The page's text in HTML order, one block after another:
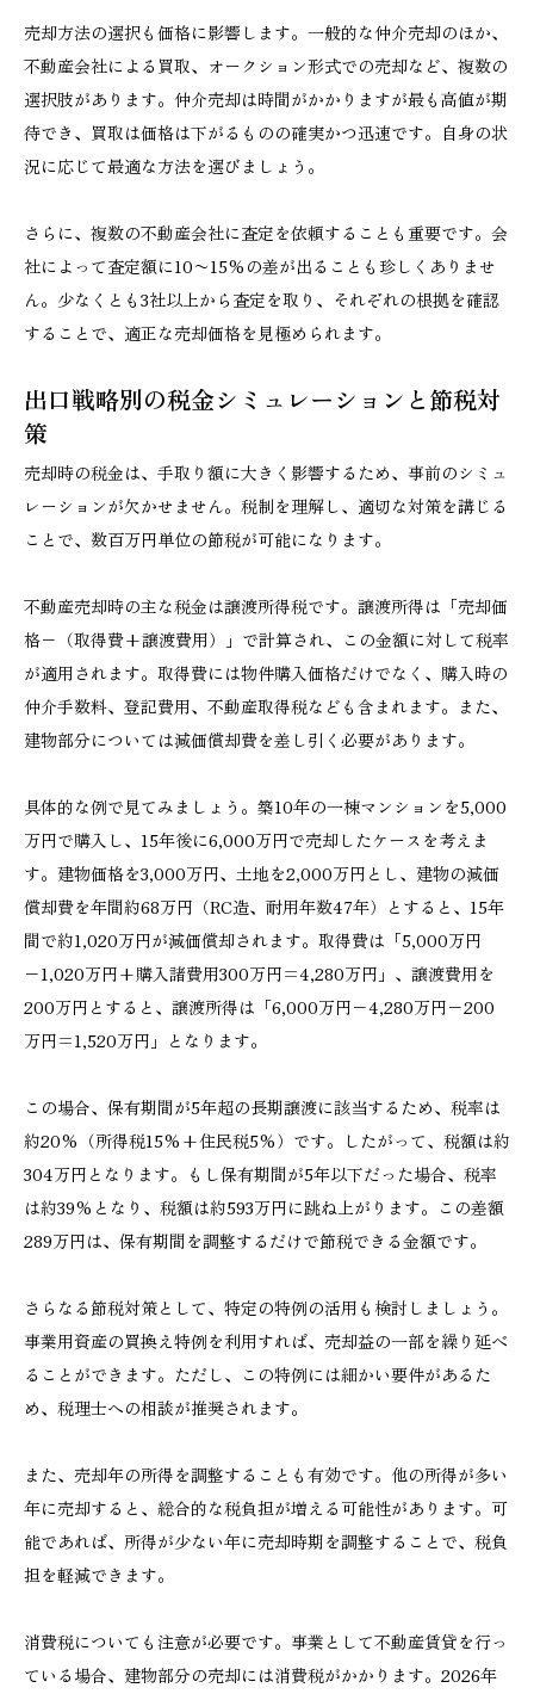
売却方法の選択も価格に影響します。一般的な仲介売却のほか、
不動産会社による買取、オークション形式での売却など、複数の
選択肢があります。仲介売却は時間がかかりますが最も高値が期
待でき、買取は価格は下がるものの確実かつ迅速です。自身の状
況に応じて最適な方法を選びましょう。
さらに、複数の不動産会社に査定を依頼することも重要です。会
社によって査定額に10〜15%の差が出ることも珍しくありませ
ん。少なくとも3社以上から査定を取り、それぞれの根拠を確認
することで、適正な売却価格を見極められます。
出口戦略別の税金シミュレーションと節税対
策
売却時の税金は、手取り額に大きく影響するため、事前のシミュ
レーションが欠かせません。税制を理解し、適切な対策を講じる
ことで、数百万円単位の節税が可能になります。
不動産売却時の主な税金は譲渡所得税です。譲渡所得は「売却価
格−（取得費+譲渡費用）」で計算され、この金額に対して税率
が適用されます。取得費には物件購入価格だけでなく、購入時の
仲介手数料、登記費用、不動産取得税なども含まれます。また、
建物部分については減価償却費を差し引く必要があります。
具体的な例で見てみましょう。築10年の一棟マンションを5,000
万円で購入し、15年後に6,000万円で売却したケースを考えま
す。建物価格を3,000万円、土地を2,000万円とし、建物の減価
償却費を年間約68万円（RC造、耐用年数47年）とすると、15年
間で約1,020万円が減価償却されます。取得費は「5,000万円
−1,020万円+購入諸費用300万円=4,280万円」、譲渡費用を
200万円とすると、譲渡所得は「6,000万円−4,280万円−200
万円=1,520万円」となります。
この場合、保有期間が5年超の長期譲渡に該当するため、税率は
約20%（所得税15%+住民税5%）です。したがって、税額は約
304万円となります。もし保有期間が5年以下だった場合、税率
は約39%となり、税額は約593万円に跳ね上がります。この差額
289万円は、保有期間を調整するだけで節税できる金額です。
さらなる節税対策として、特定の特例の活用も検討しましょう。
事業用資産の買換え特例を利用すれば、売却益の一部を繰り延べ
ることができます。ただし、この特例には細かい要件があるた
め、税理士への相談が推奨されます。
また、売却年の所得を調整することも有効です。他の所得が多い
年に売却すると、総合的な税負担が増える可能性があります。可
能であれば、所得が少ない年に売却時期を調整することで、税負
担を軽減できます。
消費税についても注意が必要です。事業として不動産賃貸を行っ
ている場合、建物部分の売却には消費税がかかります。2026年